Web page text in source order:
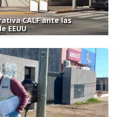
CALF ante las
EEUU